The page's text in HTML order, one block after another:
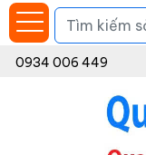
0934 006 449